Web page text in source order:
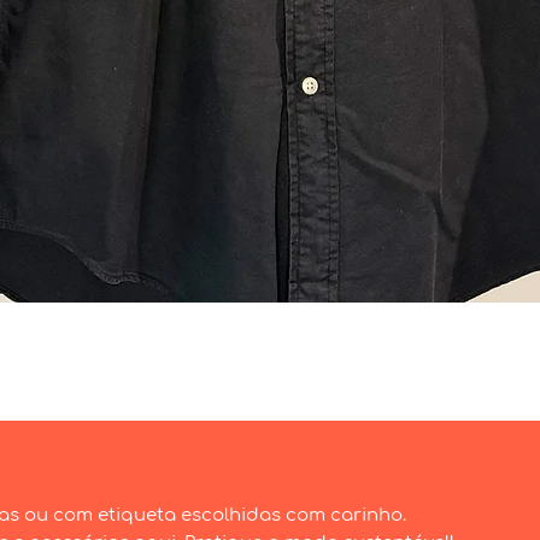
ou com etiqueta escolhidas com carinho.